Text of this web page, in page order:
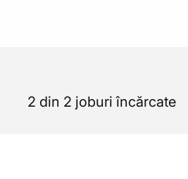
2 din 2 joburi încărcate